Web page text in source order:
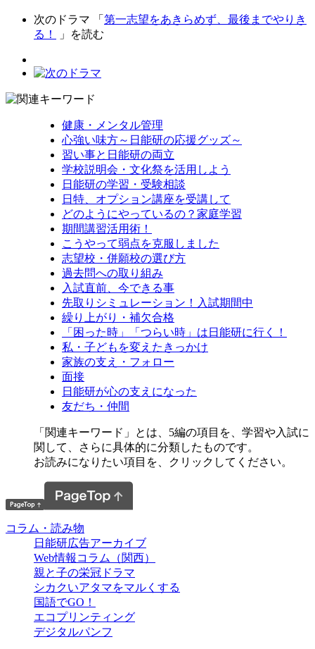
次のドラマ 「 第一志望をあきらめず、最後までやりき
る！
」を読む
健康・メンタル管理
心強い味方～日能研の応援グッズ～
習い事と日能研の両立
学校説明会・文化祭を活用しよう
日能研の学習・受験相談
日特、オプション講座を受講して
どのようにやっているの？家庭学習
期間講習活用術！
こうやって弱点を克服しました
志望校・併願校の選び方
過去問への取り組み
入試直前、今できる事
先取りシミュレーション！入試期間中
繰り上がり・補欠合格
「困った時」「つらい時」は日能研に行く！
私・子どもを変えたきっかけ
家族の支え・フォロー
面接
日能研が心の支えになった
友だち・仲間
「関連キーワード」とは、5編の項目を、学習や入試に
関して、さらに具体的に分類したものです。
お読みになりたい項目を、クリックしてください。
コラム・読み物
日能研広告アーカイブ
Web情報コラム（関西）
親と子の栄冠ドラマ
シカクいアタマをマルくする
国語でGO！
エコプリンティング
デジタルパンフ